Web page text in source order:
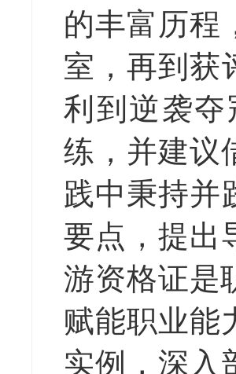
的丰富历程
室，再到获
利到逆袭
练，并建议
践中秉持并
要点，提出
游资格证是
赋能职业能
实例，深入